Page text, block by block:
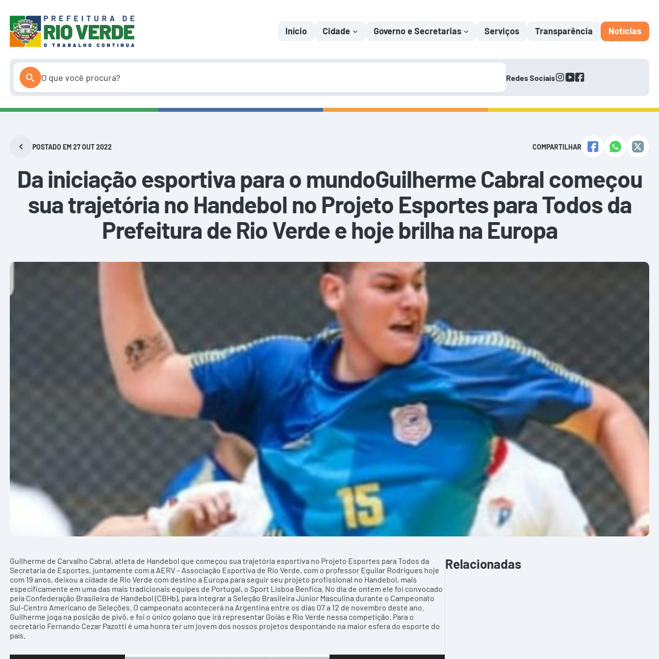
para
conteúdo
Início Cidade Governo e Secretarias Serviços Transparência Notícias
Redes Sociaisinstagram
youtube
facebook
POSTADO EM 27 OUT 2022 COMPARTILHAR
Da iniciação esportiva para o mundoGuilherme Cabral começou
sua trajetória no Handebol no Projeto Esportes para Todos da
Prefeitura de Rio Verde e hoje brilha na Europa
Guilherme de Carvalho Cabral, atleta de Handebol que começou sua trajetória esportiva no Projeto Esportes para Todos da
Secretaria de Esportes, juntamente com a AERV – Associação Esportiva de Rio Verde, com o professor Eguilar Rodrigues hoje
com 19 anos, deixou a cidade de Rio Verde com destino a Europa para seguir seu projeto profissional no Handebol, mais
especificamente em uma das mais tradicionais equipes de Portugal, o Sport Lisboa Benfica. No dia de ontem ele foi convocado
pela Confederação Brasileira de Handebol (CBHb), para integrar a Seleção Brasileira Júnior Masculina durante o Campeonato
Sul-Centro Americano de Seleções. O campeonato acontecerá na Argentina entre os dias 07 a 12 de novembro deste ano.
Guilherme joga na posição de pivô, e foi o único goiano que irá representar Goiás e Rio Verde nessa competição. Para o
secretário Fernando Cezar Pazotti é uma honra ter um jovem dos nossos projetos despontando na maior esfera do esporte do
país.
Relacionadas